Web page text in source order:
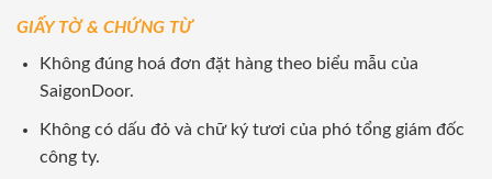
GIẤY TỜ & CHỨNG TỪ
Không đúng hoá đơn đặt hàng theo biểu mẫu của
SaigonDoor.
Không có dấu đỏ và chữ ký tươi của phó tổng giám đốc
công ty.